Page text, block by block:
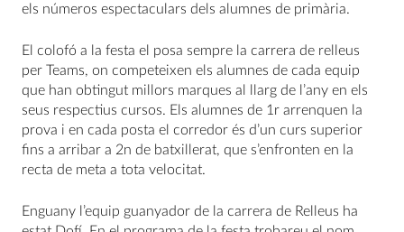
els números espectaculars dels alumnes de primària.
El colofó a la festa el posa sempre la carrera de relleus
per Teams, on competeixen els alumnes de cada equip
que han obtingut millors marques al llarg de l’any en els
seus respectius cursos. Els alumnes de 1r arrenquen la
prova i en cada posta el corredor és d’un curs superior
fins a arribar a 2n de batxillerat, que s’enfronten en la
recta de meta a tota velocitat.
Enguany l’equip guanyador de la carrera de Relleus ha